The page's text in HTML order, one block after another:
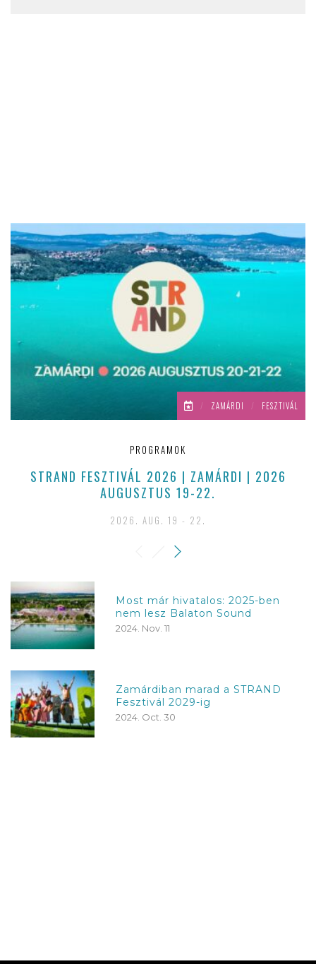
/ ZAMÁRDI / FESZTIVÁL
PROGRAMOK
STRAND FESZTIVÁL 2026 | ZAMÁRDI | 2026
AUGUSZTUS 19-22.
2026. AUG. 19 - 22.
Most már hivatalos: 2025-ben
nem lesz Balaton Sound
2024. Nov. 11
Zamárdiban marad a STRAND
Fesztivál 2029-ig
2024. Oct. 30